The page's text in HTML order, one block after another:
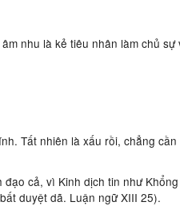
nhu là kẻ tiêu nhân làm chủ sự
Tất nhiên là xấu rồi, chẳng cần
cả, vì Kinh dịch tin như
duyệt dã. Luận ngữ XIII 25).